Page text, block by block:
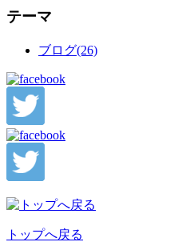
テーマ
ブログ(26)
トップへ戻る